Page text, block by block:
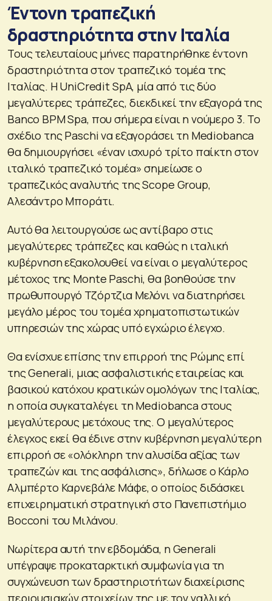
Έντονη τραπεζική
δραστηριότητα στην Ιταλία
Τους τελευταίους μήνες παρατηρήθηκε έντονη
δραστηριότητα στον τραπεζικό τομέα της
Ιταλίας. Η UniCredit SpA, μία από τις δύο
μεγαλύτερες τράπεζες, διεκδικεί την εξαγορά της
Banco BPM Spa, που σήμερα είναι η νούμερο 3. Το
σχέδιο της Paschi να εξαγοράσει τη Mediobanca
θα δημιουργήσει «έναν ισχυρό τρίτο παίκτη στον
ιταλικό τραπεζικό τομέα» σημείωσε ο
τραπεζικός αναλυτής της Scope Group,
Αλεσάντρο Μποράτι.
Αυτό θα λειτουργούσε ως αντίβαρο στις
μεγαλύτερες τράπεζες και καθώς η ιταλική
κυβέρνηση εξακολουθεί να είναι ο μεγαλύτερος
μέτοχος της Monte Paschi, θα βοηθούσε την
πρωθυπουργό Τζόρτζια Μελόνι να διατηρήσει
μεγάλο μέρος του τομέα χρηματοπιστωτικών
υπηρεσιών της χώρας υπό εγχώριο έλεγχο.
Θα ενίσχυε επίσης την επιρροή της Ρώμης επί
της Generali, μιας ασφαλιστικής εταιρείας και
βασικού κατόχου κρατικών ομολόγων της Ιταλίας,
η οποία συγκαταλέγει τη Mediobanca στους
μεγαλύτερους μετόχους της. Ο μεγαλύτερος
έλεγχος εκεί θα έδινε στην κυβέρνηση μεγαλύτερη
επιρροή σε «ολόκληρη την αλυσίδα αξίας των
τραπεζών και της ασφάλισης», δήλωσε ο Κάρλο
Αλμπέρτο Καρνεβάλε Μάφε, ο οποίος διδάσκει
επιχειρηματική στρατηγική στο Πανεπιστήμιο
Bocconi του Μιλάνου.
Νωρίτερα αυτή την εβδομάδα, η Generali
υπέγραψε προκαταρκτική συμφωνία για τη
συγχώνευση των δραστηριοτήτων διαχείρισης
περιουσιακών στοιχείων της με τον γαλλικό